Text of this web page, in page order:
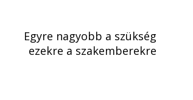
Egyre nagyobb a szükség
ezekre a szakemberekre